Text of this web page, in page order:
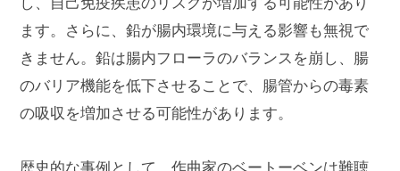
ます。さらに、鉛が腸内環境に与える影響も無視で
きません。鉛は腸内フローラのバランスを崩し、腸
のバリア機能を低下させることで、腸管からの毒素
の吸収を増加させる可能性があります。